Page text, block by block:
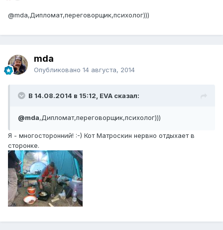
@mda,Дипломат,переговорщик,психолог)))
mda
Опубликовано 14 августа, 2014
В 14.08.2014 в 15:12, EVA сказал:
@mda,Дипломат,переговорщик,психолог)))
Я - многосторонний! :-) Кот Матроскин нервно отдыхает в
сторонке.